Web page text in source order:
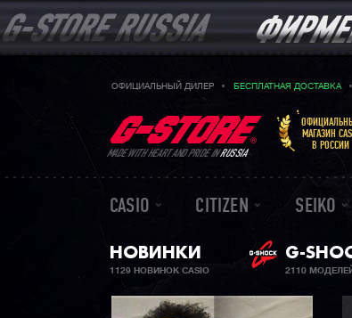
ОФИЦИАЛЬНЫЙ ДИЛЕР БЕСПЛАТНАЯ ДОСТАВКА
MADE WITH HEART AND PRIDE INRUSSIA
МАГАЗИН
В РОССИИ
CASIO CITIZEN SEIKO
НОВИНКИ
1129 НОВИНОК CASIO
G-
2110 МОДЕЛЕЙ